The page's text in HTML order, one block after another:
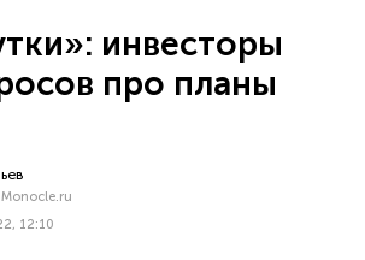
инвесторы
про планы
Monocle.ru
12:10